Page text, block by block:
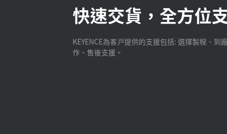
快速交貨，全方位
KEYENCE為客戸提供的支援包括: 選擇製程、到
作、售後支援。